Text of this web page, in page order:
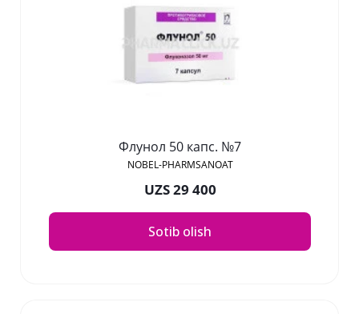
Флунол 50 капс. №7
NOBEL-PHARMSANOAT
UZS 29 400
Sotib olish